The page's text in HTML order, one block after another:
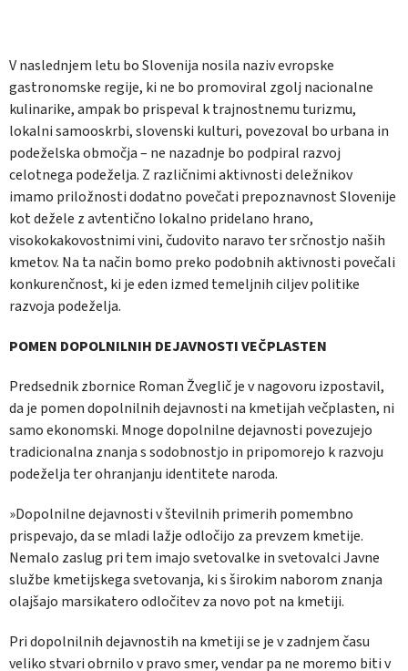
V naslednjem letu bo Slovenija nosila naziv evropske
gastronomske regije, ki ne bo promoviral zgolj nacionalne
kulinarike, ampak bo prispeval k trajnostnemu turizmu,
lokalni samooskrbi, slovenski kulturi, povezoval bo urbana in
podeželska območja – ne nazadnje bo podpiral razvoj
celotnega podeželja. Z različnimi aktivnosti deležnikov
imamo priložnosti dodatno povečati prepoznavnost Slovenije
kot dežele z avtentično lokalno pridelano hrano,
visokokakovostnimi vini, čudovito naravo ter srčnostjo naših
kmetov. Na ta način bomo preko podobnih aktivnosti povečali
konkurenčnost, ki je eden izmed temeljnih ciljev politike
razvoja podeželja.
POMEN DOPOLNILNIH DEJAVNOSTI VEČPLASTEN
Predsednik zbornice Roman Žveglič je v nagovoru izpostavil,
da je pomen dopolnilnih dejavnosti na kmetijah večplasten, ni
samo ekonomski. Mnoge dopolnilne dejavnosti povezujejo
tradicionalna znanja s sodobnostjo in pripomorejo k razvoju
podeželja ter ohranjanju identitete naroda.
»Dopolnilne dejavnosti v številnih primerih pomembno
prispevajo, da se mladi lažje odločijo za prevzem kmetije.
Nemalo zaslug pri tem imajo svetovalke in svetovalci Javne
službe kmetijskega svetovanja, ki s širokim naborom znanja
olajšajo marsikatero odločitev za novo pot na kmetiji.
Pri dopolnilnih dejavnostih na kmetiji se je v zadnjem času
veliko stvari obrnilo v pravo smer, vendar pa ne moremo biti v